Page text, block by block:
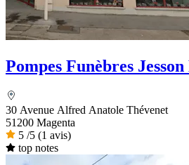
Pompes Funèbres
30 Avenue Alfred Anatole Thévenet
51200 Magenta
5 /5 (1 avis)
top notes